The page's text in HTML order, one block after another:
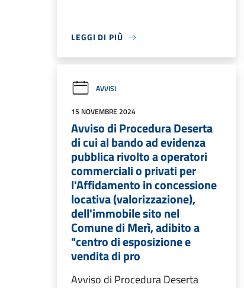
LEGGI DI PIÙ
AVVISI
15 NOVEMBRE 2024
Avviso di Procedura Deserta
di cui al bando ad evidenza
pubblica rivolto a operatori
commerciali o privati per
l'Affidamento in concessione
locativa (valorizzazione),
dell'immobile sito nel
Comune di Merì, adibito a
"centro di esposizione e
vendita di pro
Avviso di Procedura Deserta